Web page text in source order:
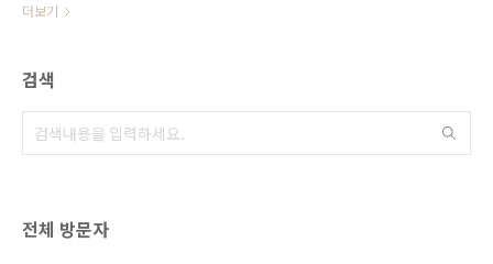
더보기
검색
전체 방문자